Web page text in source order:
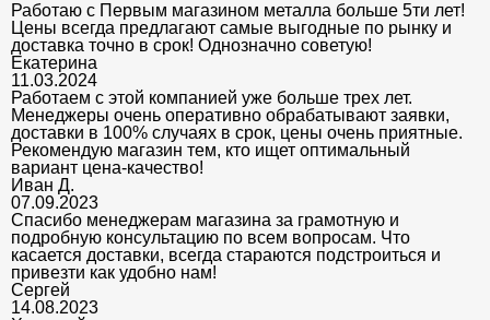
Работаю с Первым магазином металла больше 5ти лет!
Цены всегда предлагают самые выгодные по рынку и
доставка точно в срок! Однозначно советую!
Екатерина
11.03.2024
Работаем с этой компанией уже больше трех лет.
Менеджеры очень оперативно обрабатывают заявки,
доставки в 100% случаях в срок, цены очень приятные.
Рекомендую магазин тем, кто ищет оптимальный
вариант цена-качество!
Иван Д.
07.09.2023
Спасибо менеджерам магазина за грамотную и
подробную консультацию по всем вопросам. Что
касается доставки, всегда стараются подстроиться и
привезти как удобно нам!
Сергей
14.08.2023